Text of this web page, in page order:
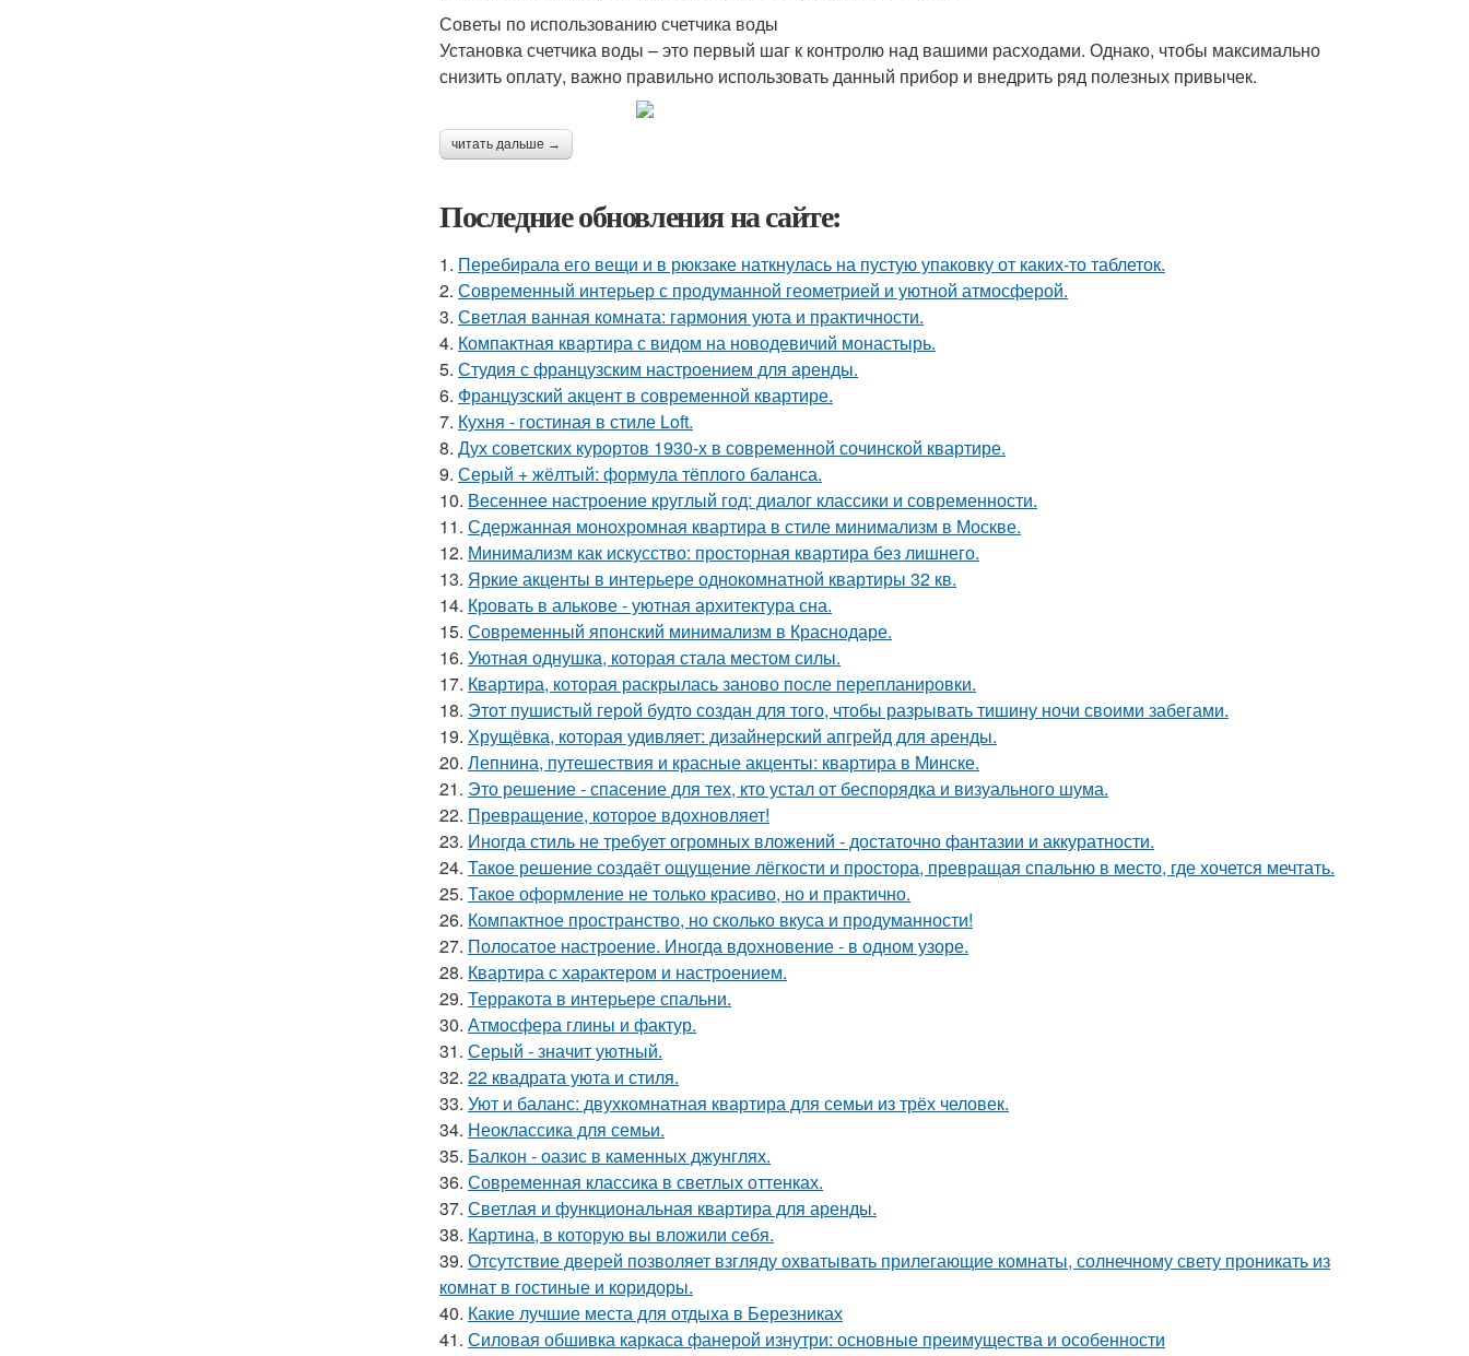
Советы по использованию счетчика воды
Установка счетчика воды – это первый шаг к контролю над вашими расходами. Однако, чтобы максимально
снизить оплату, важно правильно использовать данный прибор и внедрить ряд полезных привычек.
читать дальше →
Последние обновления на сайте:
1. Перебирала его вещи и в рюкзаке наткнулась на пустую упаковку от каких-то таблеток.
2. Современный интерьер с продуманной геометрией и уютной атмосферой.
3. Светлая ванная комната: гармония уюта и практичности.
4. Компактная квартира с видом на новодевичий монастырь.
5. Студия с французским настроением для аренды.
6. Французский акцент в современной квартире.
7. Кухня - гостиная в стиле Loft.
8. Дух советских курортов 1930-х в современной сочинской квартире.
9. Серый + жёлтый: формула тёплого баланса.
10. Весеннее настроение круглый год: диалог классики и современности.
11. Сдержанная монохромная квартира в стиле минимализм в Москве.
12. Минимализм как искусство: просторная квартира без лишнего.
13. Яркие акценты в интерьере однокомнатной квартиры 32 кв.
14. Кровать в алькове - уютная архитектура сна.
15. Современный японский минимализм в Краснодаре.
16. Уютная однушка, которая стала местом силы.
17. Квартира, которая раскрылась заново после перепланировки.
18. Этот пушистый герой будто создан для того, чтобы разрывать тишину ночи своими забегами.
19. Хрущёвка, которая удивляет: дизайнерский апгрейд для аренды.
20. Лепнина, путешествия и красные акценты: квартира в Минске.
21. Это решение - спасение для тех, кто устал от беспорядка и визуального шума.
22. Превращение, которое вдохновляет!
23. Иногда стиль не требует огромных вложений - достаточно фантазии и аккуратности.
24. Такое решение создаёт ощущение лёгкости и простора, превращая спальню в место, где хочется мечтать.
25. Такое оформление не только красиво, но и практично.
26. Компактное пространство, но сколько вкуса и продуманности!
27. Полосатое настроение. Иногда вдохновение - в одном узоре.
28. Квартира с характером и настроением.
29. Терракота в интерьере спальни.
30. Атмосфера глины и фактур.
31. Серый - значит уютный.
32. 22 квадрата уюта и стиля.
33. Уют и баланс: двухкомнатная квартира для семьи из трёх человек.
34. Неоклассика для семьи.
35. Балкон - оазис в каменных джунглях.
36. Современная классика в светлых оттенках.
37. Светлая и функциональная квартира для аренды.
38. Картина, в которую вы вложили себя.
39. Отсутствие дверей позволяет взгляду охватывать прилегающие комнаты, солнечному свету проникать из
комнат в гостиные и коридоры.
40. Какие лучшие места для отдыха в Березниках
41. Силовая обшивка каркаса фанерой изнутри: основные преимущества и особенности